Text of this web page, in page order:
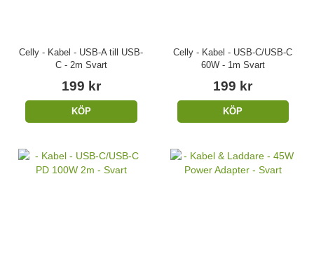
Celly - Kabel - USB-A till USB-
C - 2m Svart
199 kr
KÖP
Celly - Kabel - USB-C/USB-C
60W - 1m Svart
199 kr
KÖP